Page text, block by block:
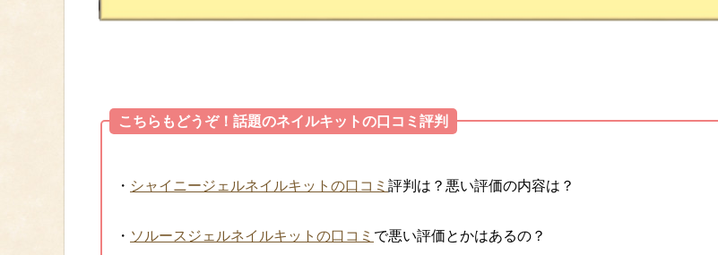
こちらもどうぞ！話題のネイルキットの口コミ評判
・ シャイニージェルネイルキットの口コミ 評判は？悪い評価の内容は？
・ ソルースジェルネイルキットの口コミ で悪い評価とかはあるの？